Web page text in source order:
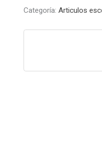
Categoría:Articulos